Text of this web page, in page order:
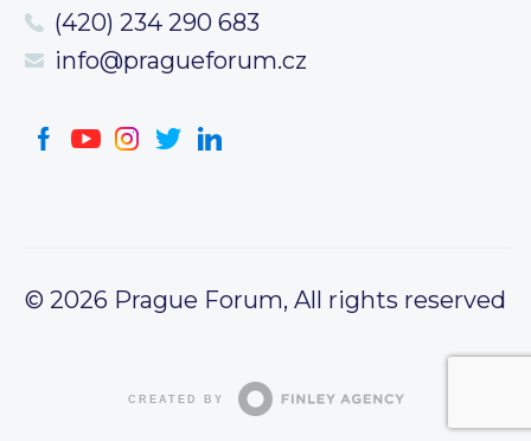
(420) 234 290 683
info@pragueforum.cz
© 2026 Prague Forum, All rights reserved
CREATED BY